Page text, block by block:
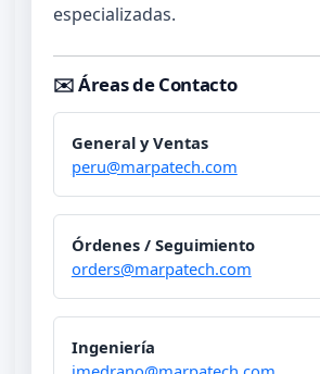
especializadas.
✉️ Áreas de Contacto
General y Ventas
peru@marpatech.com
Órdenes / Seguimiento
orders@marpatech.com
Ingeniería